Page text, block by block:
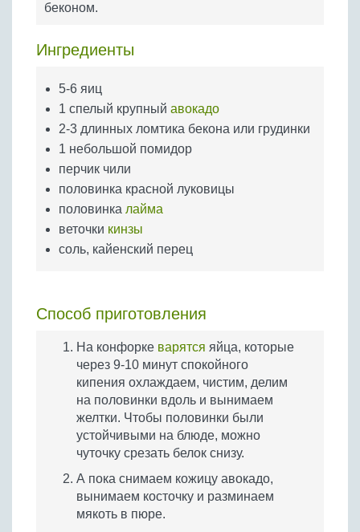
Бобовые
Крупы
беконом.
Ингредиенты
5-6 яиц
1 спелый крупный авокадо
2-3 длинных ломтика бекона или грудинки
1 небольшой помидор
перчик чили
половинка красной луковицы
половинка лайма
веточки кинзы
соль, кайенский перец
Способ приготовления
На конфорке варятся яйца, которые
через 9-10 минут спокойного
кипения охлаждаем, чистим, делим
на половинки вдоль и вынимаем
желтки. Чтобы половинки были
устойчивыми на блюде, можно
чуточку срезать белок снизу.
А пока снимаем кожицу авокадо,
вынимаем косточку и разминаем
мякоть в пюре.